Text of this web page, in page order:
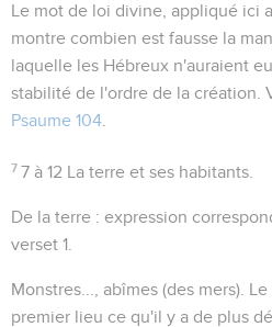
Le mot de loi divine, appliqué ici
montre combien est fausse la
laquelle les Hébreux n'auraient
stabilité de l'ordre de la création.
Psaume 104
7 7 à 12 La terre et ses habitants.
De la terre : expression
verset 1.
Monstres..., abîmes (des mers).
premier lieu ce qu'il y a de plus